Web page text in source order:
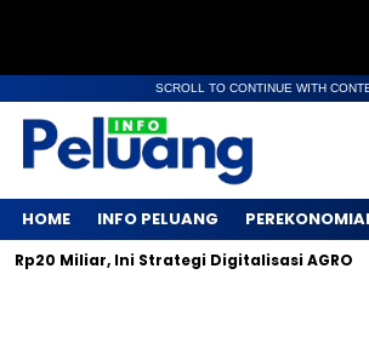
SCROLL TO CONTINUE WITH
HOME INFO PELUANG
Miliar, Ini Strategi Digitalisasi AGRO